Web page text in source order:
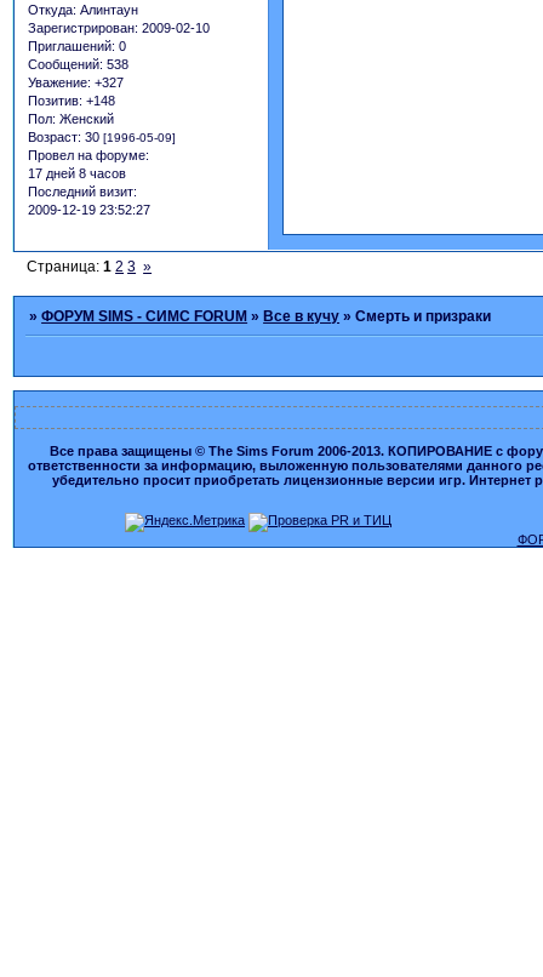
Откуда: Алинтаун
Зарегистрирован: 2009-02-10
Приглашений: 0
Сообщений: 538
Уважение: +327
Позитив: +148
Пол: Женский
Возраст: 30 [1996-05-09]
Провел на форуме:
17 дней 8 часов
Последний визит:
2009-12-19 23:52:27
Страница:1 2 3 »
»ФОРУМ SIMS - СИМС FORUM » Все в кучу »Смерть и призраки
Все права защищены © The Sims Forum 2006-2013. КОПИРОВАНИЕ с
ответственности за информацию, выложенную пользователями данного
убедительно просит приобретать лицензионные версии игр.